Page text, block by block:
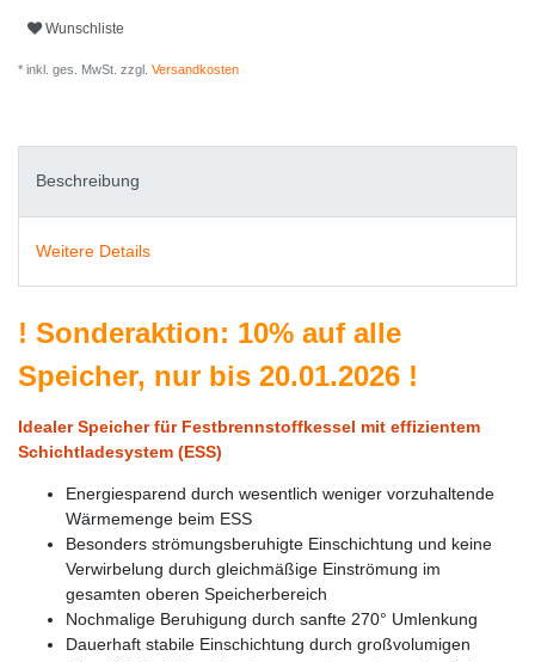
Wunschliste
* inkl. ges. MwSt. zzgl. Versandkosten
Beschreibung
Weitere Details
! Sonderaktion: 10% auf alle
Speicher, nur bis 20.01.2026 !
Idealer Speicher für Festbrennstoffkessel mit effizientem
Schichtladesystem (ESS)
Energiesparend durch wesentlich weniger vorzuhaltende
Wärmemenge beim ESS
Besonders strömungsberuhigte Einschichtung und keine
Verwirbelung durch gleichmäßige Einströmung im
gesamten oberen Speicherbereich
Nochmalige Beruhigung durch sanfte 270° Umlenkung
Dauerhaft stabile Einschichtung durch großvolumigen